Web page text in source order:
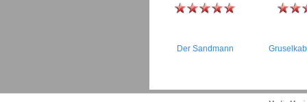
Der Sandmann